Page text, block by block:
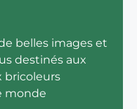
belles images et
destinés aux
bricoleurs
monde